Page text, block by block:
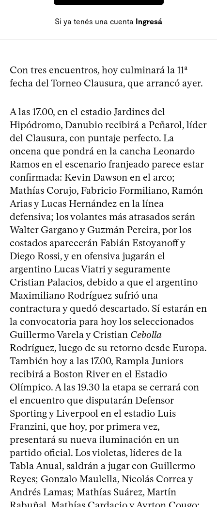
Si ya tenés una cuenta Ingresá
Con tres encuentros, hoy culminará la 11ª
fecha del Torneo Clausura, que arrancó ayer.
A las 17.00, en el estadio Jardines del
Hipódromo, Danubio recibirá a Peñarol, líder
del Clausura, con puntaje perfecto. La
oncena que pondrá en la cancha Leonardo
Ramos en el escenario franjeado parece estar
confirmada: Kevin Dawson en el arco;
Mathías Corujo, Fabricio Formiliano, Ramón
Arias y Lucas Hernández en la línea
defensiva; los volantes más atrasados serán
Walter Gargano y Guzmán Pereira, por los
costados aparecerán Fabián Estoyanoff y
Diego Rossi, y en ofensiva jugarán el
argentino Lucas Viatri y seguramente
Cristian Palacios, debido a que el argentino
Maximiliano Rodríguez sufrió una
contractura y quedó descartado. Sí estarán en
la convocatoria para hoy los seleccionados
Guillermo Varela y Cristian Cebolla
Rodríguez, luego de su retorno desde Europa.
También hoy a las 17.00, Rampla Juniors
recibirá a Boston River en el Estadio
Olímpico. A las 19.30 la etapa se cerrará con
el encuentro que disputarán Defensor
Sporting y Liverpool en el estadio Luis
Franzini, que hoy, por primera vez,
presentará su nueva iluminación en un
partido oficial. Los violetas, líderes de la
Tabla Anual, saldrán a jugar con Guillermo
Reyes; Gonzalo Maulella, Nicolás Correa y
Andrés Lamas; Mathías Suárez, Martín